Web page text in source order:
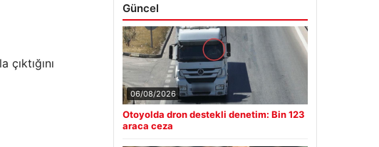
Güncel
06/08/2026
Otoyolda dron destekli denetim: Bin 123
araca ceza